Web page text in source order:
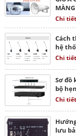
Chi
Cách
hệ
Chi
Sơ đồ
bộ
Chi
lưu